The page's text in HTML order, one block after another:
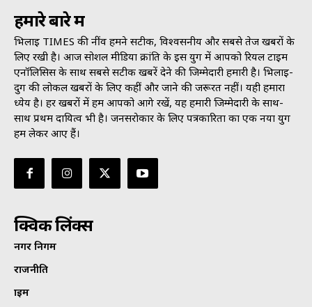
हमारे बारे में
भिलाई TIMES की नींव हमने सटीक, विश्वसनीय और सबसे तेज खबरों के
लिए रखी है। आज सोशल मीडिया क्रांति के इस युग में आपको रियल टाइम
एनॉलिसिस के साथ सबसे सटीक खबरें देने की जिम्मेदारी हमारी है। भिलाई-
दुर्ग की लोकल खबरों के लिए कहीं और जाने की जरूरत नहीं। यही हमारा
ध्येय है। हर खबरों में हम आपको आगे रखें, यह हमारी जिम्मेदारी के साथ-
साथ प्रथम दायित्व भी है। जनसराेकार के लिए पत्रकारिता का एक नया युग
हम लेकर आए हैं।
क्विक लिंक्स
नगर निगम
राजनीति
क्राइम